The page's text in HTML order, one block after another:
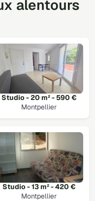
alentours
Studio - 20 m² - 590 €
Montpellier
Studio - 13 m² - 420 €
Montpellier